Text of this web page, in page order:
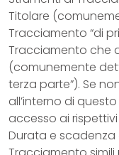
Titolare
Tracciamento “di
Tracciamento che
(comunemente
terza parte”). Se
all’interno di
accesso ai
Durata e scadenza